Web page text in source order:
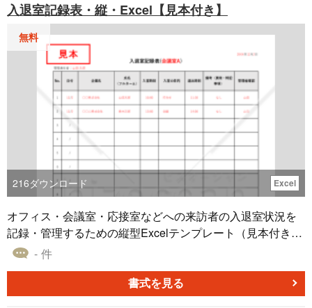
合計試算表のバージョンです。 ■ 合計試算表とは 会計仕訳
に基づき借方と貸方の合計を集計し、貸借の一致を確認す
るための帳簿です。企業や個人事業主が財務状況を正確に
管理するために使用され、損益計算書や貸借対照表の作成
に役立ちます。 ■ 利用シーン ・月次決算や年次決算時に仕
訳を確認する際 ・財務報告書を作成するための基礎データ
として ・会計エラーや入力ミスを発見するための確認表と
して ・新入社員や会計初心者のトレーニング用ツールとし
て ・会計ソフトと連携し、出力結果を整理するための補助
ツールとして ■ 利用・作成時のポイント ＜借方と貸方の金
額を正確に入力＞ 各科目ごとの仕訳金額を間違えずに記載
し、合計金額の一致を目指しましょう。 ＜勘定科目を明確
に分類＞ 勘定科目は企業の会計基準に従い、正確に入力す
ることで財務報告の信頼性が向上します。 ＜確認用の「合
計欄」を活用＞ 借方と貸方の合計が一致しない場合、仕訳
エラーや入力漏れがある可能性があるため、再確認してく
ださい。 ＜定期的な更新を実施＞ 月次や四半期ごとに試算
表を更新し、最新の財務状況を正確に把握しましょう。 ■
入退室記録表・縦・Excel【見本付き】
無料
216ダウンロード Excel
オフィス・会議室・応接室などへの来訪者の入退室状況を
記録・管理するための縦型Excelテンプレート（見本付き）
です。日付、企業名、氏名、入退室時刻、目的、備考、管
ティ対策に役立ちます。個人情報の利用目的・保存期間・
権利対応・漏えい時の方針も明記され、法令を意識した運
- 件
書式を見る